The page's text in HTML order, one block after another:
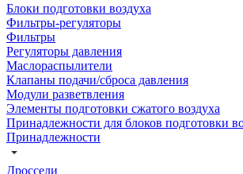
Блоки подготовки воздуха
Фильтры-регуляторы
Фильтры
Регуляторы давления
Маслораспылители
Клапаны подачи/сброса давления
Модули разветвления
Элементы подготовки сжатого воздуха
Принадлежности для блоков подготовки
Принадлежности
Дроссели